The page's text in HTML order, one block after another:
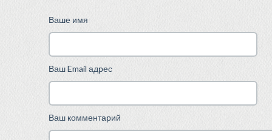
Ваше имя
Ваш Email адрес
Ваш комментарий